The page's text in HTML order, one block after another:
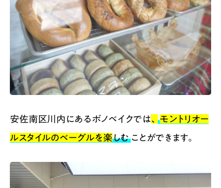
安佐南区川内にあるボノベイクでは、
モントリオー
ルスタイルのベーグルを楽しむ ことができます。